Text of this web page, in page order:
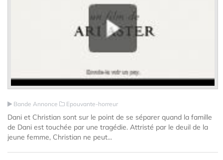
Bande Annonce Epouvante-horreur
Dani et Christian sont sur le point de se séparer quand la famille
de Dani est touchée par une tragédie. Attristé par le deuil de la
jeune femme, Christian ne peut...